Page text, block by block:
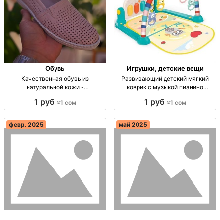
Обувь
Качественная обувь из
натуральной кожи -
натуральной кожи, скидка 80%.
1 руб ≈1 сом
Игрушки, детские вещи
Развивающий детский мягкий
коврик с музыкой пианино
1 руб ≈1 сом
февр. 2025 май 2025